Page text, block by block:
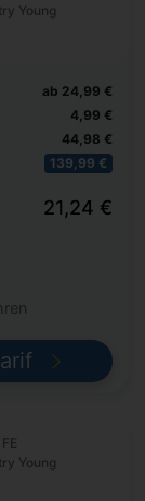
Young
ab 24,99 €
4,99 €
44,98 €
139,99 €
21,24 €
Young